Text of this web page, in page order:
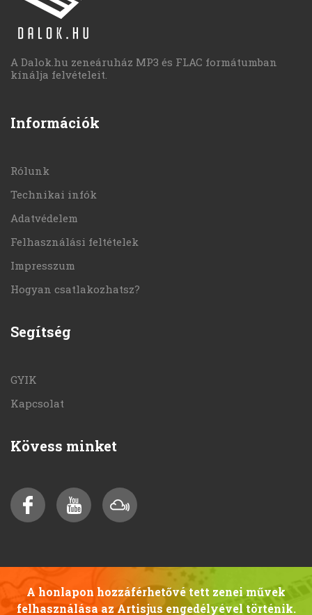
A Dalok.hu zeneáruház MP3 és FLAC formátumban
kínálja felvételeit.
Információk
Rólunk
Technikai infók
Adatvédelem
Felhasználási feltételek
Impresszum
Hogyan csatlakozhatsz?
Segítség
GYIK
Kapcsolat
Kövess minket
A honlapon hozzáférhetővé tett zenei művek
felhasználása az Artisjus engedélyével történik.